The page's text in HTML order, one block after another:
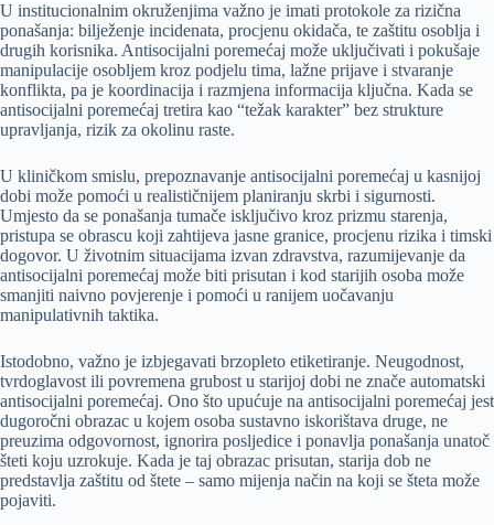
U institucionalnim okruženjima važno je imati protokole za rizična
ponašanja: bilježenje incidenata, procjenu okidača, te zaštitu osoblja i
drugih korisnika. Antisocijalni poremećaj može uključivati i pokušaje
manipulacije osobljem kroz podjelu tima, lažne prijave i stvaranje
konflikta, pa je koordinacija i razmjena informacija ključna. Kada se
antisocijalni poremećaj tretira kao “težak karakter” bez strukture
upravljanja, rizik za okolinu raste.
U kliničkom smislu, prepoznavanje antisocijalni poremećaj u kasnijoj
dobi može pomoći u realističnijem planiranju skrbi i sigurnosti.
Umjesto da se ponašanja tumače isključivo kroz prizmu starenja,
pristupa se obrascu koji zahtijeva jasne granice, procjenu rizika i timski
dogovor. U životnim situacijama izvan zdravstva, razumijevanje da
antisocijalni poremećaj može biti prisutan i kod starijih osoba može
smanjiti naivno povjerenje i pomoći u ranijem uočavanju
manipulativnih taktika.
Istodobno, važno je izbjegavati brzopleto etiketiranje. Neugodnost,
tvrdoglavost ili povremena grubost u starijoj dobi ne znače automatski
antisocijalni poremećaj. Ono što upućuje na antisocijalni poremećaj jest
dugoročni obrazac u kojem osoba sustavno iskorištava druge, ne
preuzima odgovornost, ignorira posljedice i ponavlja ponašanja unatoč
šteti koju uzrokuje. Kada je taj obrazac prisutan, starija dob ne
predstavlja zaštitu od štete – samo mijenja način na koji se šteta može
pojaviti.